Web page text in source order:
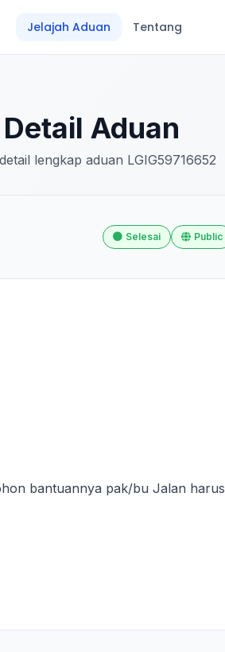
Jelajah Aduan
Tentang
Detail Aduan
lengkap aduan LGIG59716652
Selesai Public
bantuannya pak/bu Jalan harus